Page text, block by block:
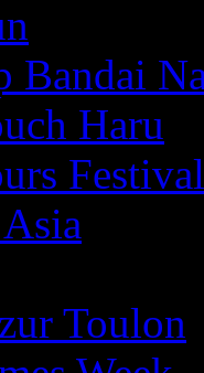
Bandai
Haru
Festival
Toulon